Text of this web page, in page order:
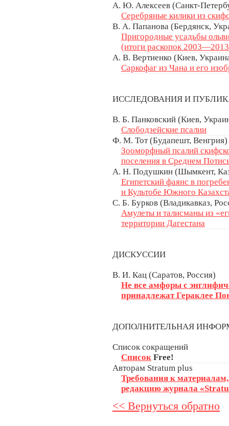
А. Ю. Алексеев (Санкт-
Серебряные килики из
В. А. Папанова (Бердянск,
Пригородные усадьбы
(итоги раскопок 2003—2013
А. В. Вертиенко (Киев,
Саркофаг из Чана и его
ИССЛЕДОВАНИЯ И
В. Б. Панковский (Киев,
Слободзейские псалии
Ф. М. Тот (Будапешт, Венгрия)
Зооморфный псалий
поселения в Среднем
А. Н. Подушкин (Шымкент,
Египетский фаянс в
и Культобе Южного
С. Б. Бурков (Владикавказ,
Амулеты и талисманы из
территории Дагестана
ДИСКУССИИ
В. И. Кац (Саратов, Россия)
Не все амфоры с
принадлежат Гераклее
ДОПОЛНИТЕЛЬНАЯ
Список сокращений
Список Free!
Авторам Stratum plus
Требования к
редакцию журнала
<< Вернуться обратно